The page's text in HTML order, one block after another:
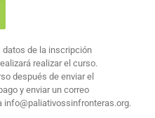
de la inscripción
realizar el curso.
después de enviar el
y enviar un correo
info@paliativossinfronteras.org.